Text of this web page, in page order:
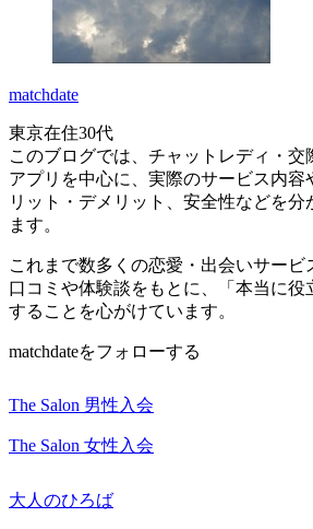
matchdate
東京在住30代
このブログでは、チャットレディ・
アプリを中心に、実際のサービス内容
リット・デメリット、安全性などを分
ます。
これまで数多くの恋愛・出会いサー
口コミや体験談をもとに、「本当に役
することを心がけています。
matchdateをフォローする
The Salon 男性入会
The Salon 女性入会
大人のひろば